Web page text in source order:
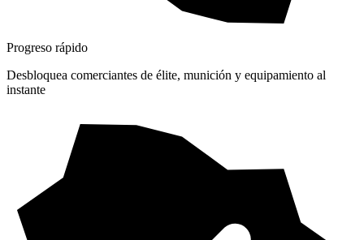
Progreso rápido
Desbloquea comerciantes de élite, munición y equipamiento al
instante